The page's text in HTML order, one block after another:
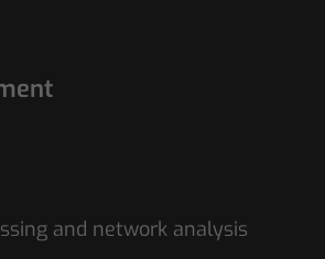
and network analysis